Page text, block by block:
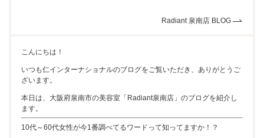
Radiant 泉南店 BLOG
こんにちは！
いつも仁インターナショナルのブログをご覧いただき、ありがとうご
ざいます。
本日は、大阪府泉南市の美容室「Radiant泉南店」のブログを紹介し
ます。
10代～60代女性が今1番調べてるワードって知ってますか！？